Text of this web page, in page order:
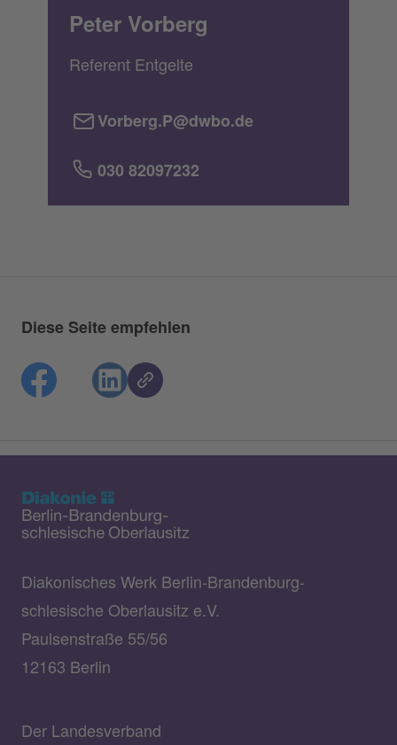
Peter Vorberg
Referent Entgelte
Vorberg.P@dwbo.de
030 82097232
Diese Seite empfehlen
Diakonisches Werk Berlin-Brandenburg-
schlesische Oberlausitz e.V.
Paulsenstraße 55/56
12163 Berlin
Der Landesverband